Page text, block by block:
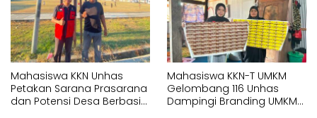
Mahasiswa KKN Unhas
Petakan Sarana Prasarana
dan Potensi Desa Berbasis
Mahasiswa KKN-T UMKM
Gelombang 116 Unhas
Dampingi Branding UMKM